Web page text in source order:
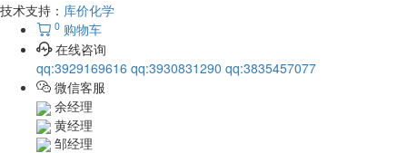
技术支持： 库价化学
0 购物车
在线咨询
qq:3929169616 qq:3930831290 qq:3835457077
微信客服
余经理
黄经理
邹经理